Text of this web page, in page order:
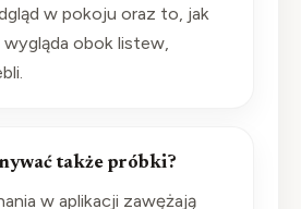
w pokoju oraz to, jak
obok listew,
także próbki?
w aplikacji zawężają